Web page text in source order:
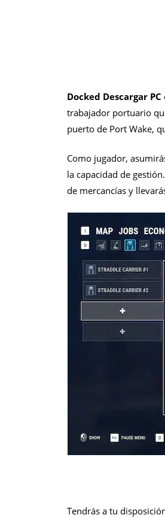
Docked Descargar PC
trabajador portuario
puerto de Port Wake,
Como jugador,
la capacidad de
de mercancías y
Tendrás a tu